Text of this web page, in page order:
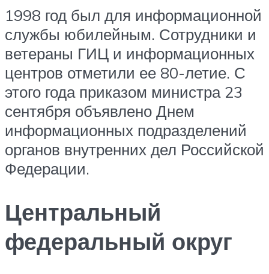
1998 год был для информационной
службы юбилейным. Сотрудники и
ветераны ГИЦ и информационных
центров отметили ее 80-летие. С
этого года приказом министра 23
сентября объявлено Днем
информационных подразделений
органов внутренних дел Российской
Федерации.
Центральный
федеральный округ